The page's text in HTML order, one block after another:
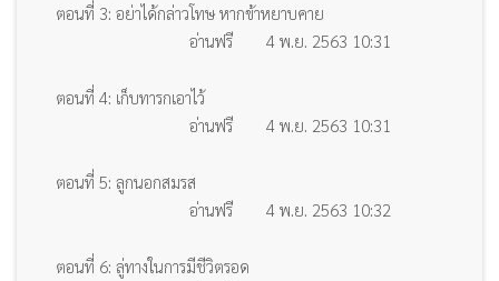
ตอนที่ 3: อย่าได้กล่าวโทษ หากข้าหยาบคาย
อ่านฟรี
4 พ.ย. 2563 10:31
ตอนที่ 4: เก็บทารกเอาไว้
อ่านฟรี
4 พ.ย. 2563 10:31
ตอนที่ 5: ลูกนอกสมรส
อ่านฟรี
4 พ.ย. 2563 10:32
ตอนที่ 6: ลู่ทางในการมีชีวิตรอด